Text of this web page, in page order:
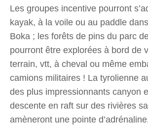
Les groupes incentive pourront
kayak, à la voile ou au paddle
Boka ; les forêts de pins du parc
pourront être explorées à bord de
terrain, vtt, à cheval ou même
camions militaires ! La tyrolienne
des plus impressionnants canyon
descente en raft sur des rivières
amèneront une pointe